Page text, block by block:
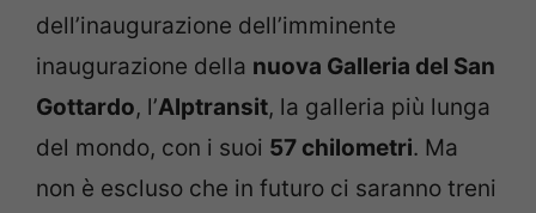
dell’inaugurazione dell’imminente
inaugurazione della nuova Galleria del San
Gottardo, l’Alptransit, la galleria più lunga
del mondo, con i suoi 57 chilometri. Ma
non è escluso che in futuro ci saranno treni